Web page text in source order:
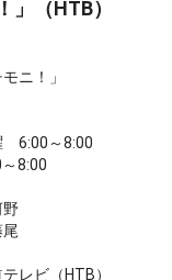
」（HTB）
ニ！」
6:00～8:00
8:00
野
レビ（HTB）